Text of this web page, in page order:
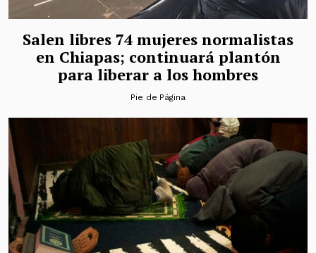
Salen libres 74 mujeres normalistas
en Chiapas; continuará plantón
para liberar a los hombres
Pie de Página